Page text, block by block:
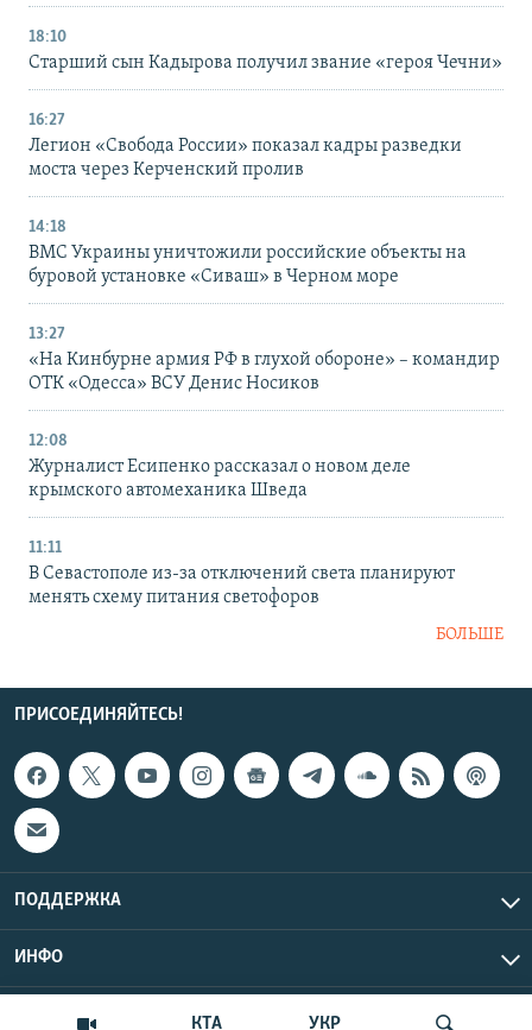
КТА УКР
18:10
Старший сын Кадырова получил звание «героя Чечни»
16:27
Легион «Свобода России» показал кадры разведки
моста через Керченский пролив
14:18
ВМС Украины уничтожили российские объекты на
буровой установке «Сиваш» в Черном море
13:27
«На Кинбурне армия РФ в глухой обороне» – командир
ОТК «Одесса» ВСУ Денис Носиков
12:08
Журналист Есипенко рассказал о новом деле
крымского автомеханика Шведа
11:11
В Севастополе из-за отключений света планируют
менять схему питания светофоров
БОЛЬШЕ
ПРИСОЕДИНЯЙТЕСЬ!
ПОДДЕРЖКА
ИНФО
Copyright Крым.Реалии, 2026 | Все права защищены.
UTC+3